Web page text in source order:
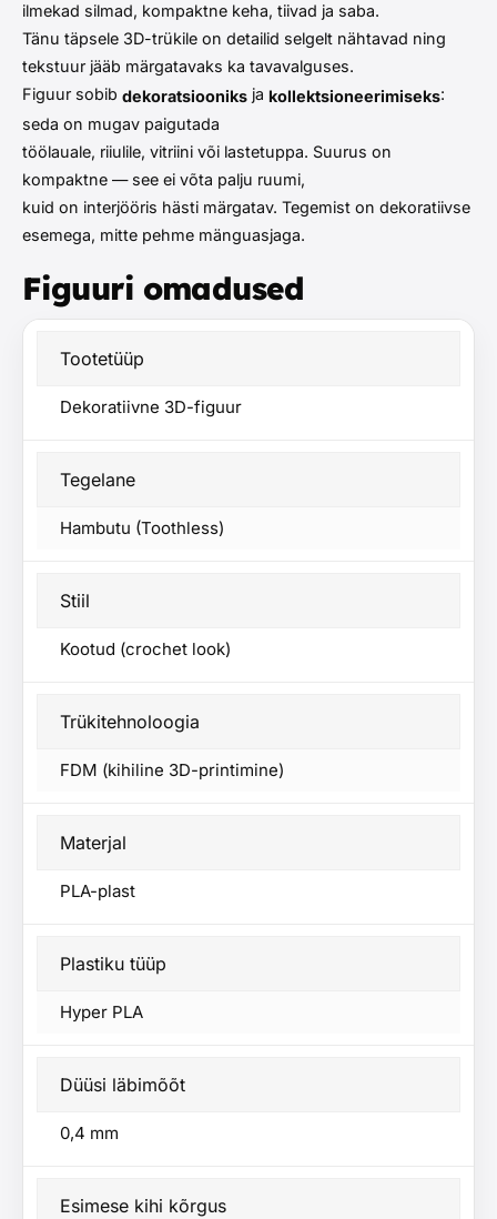
ilmekad silmad, kompaktne keha, tiivad ja saba.
Tänu täpsele 3D-trükile on detailid selgelt nähtavad ning
tekstuur jääb märgatavaks ka tavavalguses.
Figuur sobib dekoratsiooniks ja kollektsioneerimiseks:
seda on mugav paigutada
töölauale, riiulile, vitriini või lastetuppa. Suurus on
kompaktne — see ei võta palju ruumi,
kuid on interjööris hästi märgatav. Tegemist on dekoratiivse
esemega, mitte pehme mänguasjaga.
Figuuri omadused
Tootetüüp
Dekoratiivne 3D-figuur
Tegelane
Hambutu (Toothless)
Stiil
Kootud (crochet look)
Trükitehnoloogia
FDM (kihiline 3D-printimine)
Materjal
PLA-plast
Plastiku tüüp
Hyper PLA
Düüsi läbimõõt
0,4 mm
Esimese kihi kõrgus